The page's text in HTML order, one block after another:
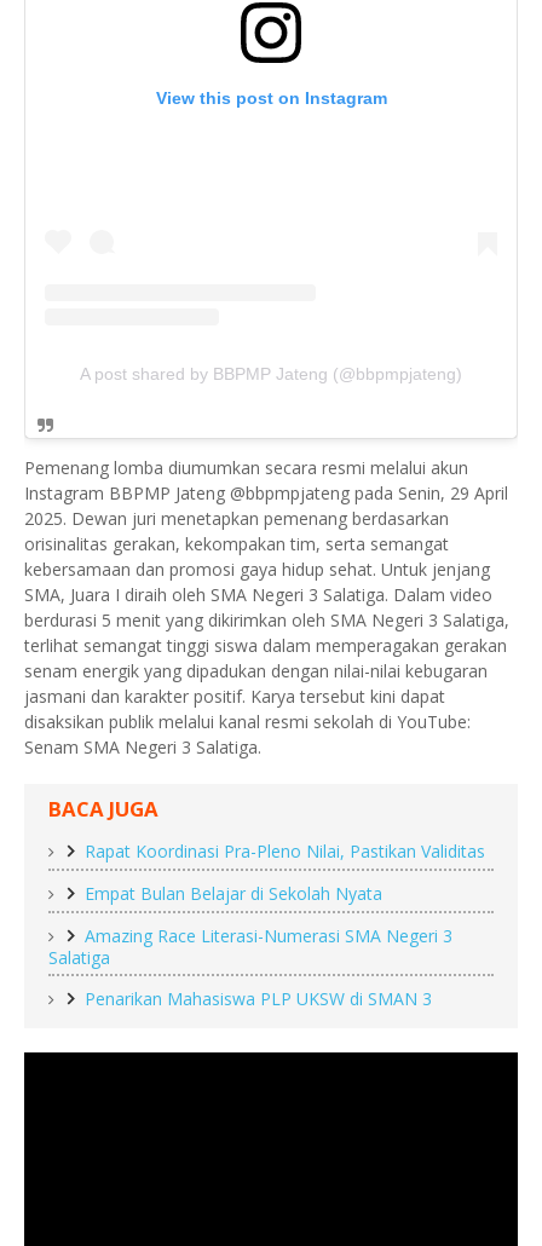
View this post on Instagram
A post shared by BBPMP Jateng (@bbpmpjateng)
Pemenang lomba diumumkan secara resmi melalui akun
Instagram BBPMP Jateng @bbpmpjateng pada Senin, 29 April
2025. Dewan juri menetapkan pemenang berdasarkan
orisinalitas gerakan, kekompakan tim, serta semangat
kebersamaan dan promosi gaya hidup sehat. Untuk jenjang
SMA, Juara I diraih oleh SMA Negeri 3 Salatiga. Dalam video
berdurasi 5 menit yang dikirimkan oleh SMA Negeri 3 Salatiga,
terlihat semangat tinggi siswa dalam memperagakan gerakan
senam energik yang dipadukan dengan nilai-nilai kebugaran
jasmani dan karakter positif. Karya tersebut kini dapat
disaksikan publik melalui kanal resmi sekolah di YouTube:
Senam SMA Negeri 3 Salatiga.
BACA JUGA
Rapat Koordinasi Pra-Pleno Nilai, Pastikan Validitas
Empat Bulan Belajar di Sekolah Nyata
Amazing Race Literasi-Numerasi SMA Negeri 3
Salatiga
Penarikan Mahasiswa PLP UKSW di SMAN 3